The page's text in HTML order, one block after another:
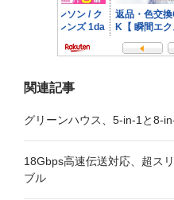
関連記事
グリーンハウス、5-in-1と8-
18Gbps高速伝送対応、超ス
ブル